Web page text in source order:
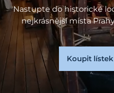
Nastupte do historické
nejkrásnější místa
Koupit